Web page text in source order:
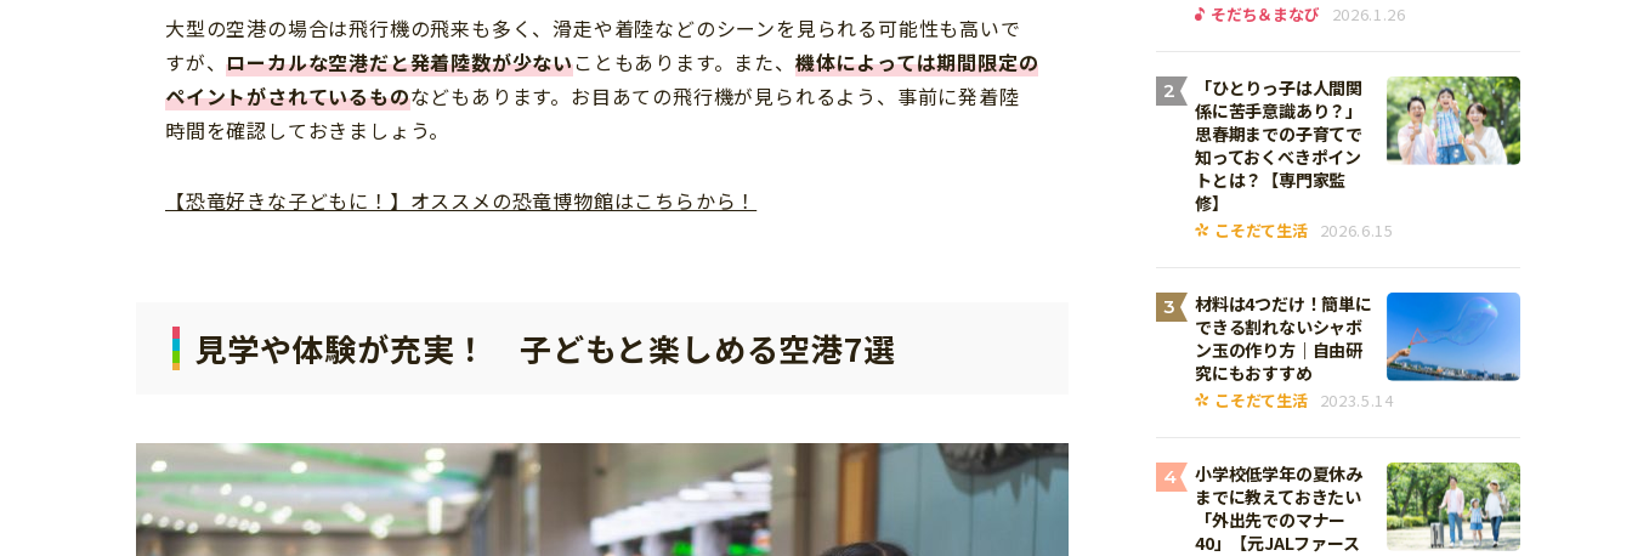
大型の空港の場合は飛行機の飛来も多く、滑走や着陸などのシーンを見られる可能性も高いで
すが、ローカルな空港だと発着陸数が少ないこともあります。また、 機体によっては期間限定の
ペイントがされているものなどもあります。お目あての飛行機が見られるよう、事前に発着陸
時間を確認しておきましょう。
【恐竜好きな子どもに！】オススメの恐竜博物館はこちらから！
見学や体験が充実！ 子どもと楽しめる空港7選
そだち＆まなび 2026.1.26
2
「ひとりっ子は人間関
係に苦手意識あり？」
思春期までの子育てで
知っておくべきポイン
トとは？【専門家監
修】
こそだて生活 2026.6.15
3
材料は4つだけ！簡単に
できる割れないシャボ
ン玉の作り方｜自由研
究にもおすすめ
こそだて生活 2023.5.14
4
小学校低学年の夏休み
までに教えておきたい
「外出先でのマナー
40」【元JALファース